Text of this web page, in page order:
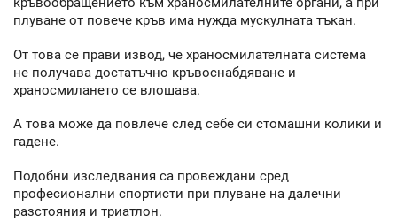
плуване от повече кръв има нужда мускулната тъкан.
От това се прави извод, че храносмилателната система
не получава достатъчно кръвоснабдяване и
храносмилането се влошава.
А това може да повлече след себе си стомашни колики и
гадене.
Подобни изследвания са провеждани сред
професионални спортисти при плуване на далечни
разстояния и триатлон.